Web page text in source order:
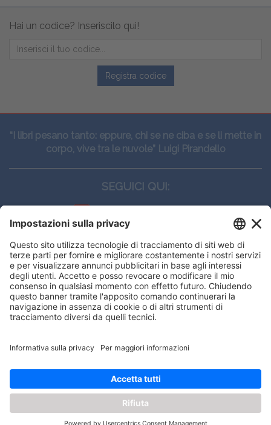
Hai un codice? Inseriscilo qui!
Registra codice
“I libri pesano tanto: eppure, chi se ne ciba e se li mette in
corpo, vive tra le nuvole” Luigi Pirandello
SEGUICI QUI:
CONTATTI
Edi.Ermes srl
Viale E. Forlanini, 21 - 20134, Milano
(+39)027021121
E-mail:eeinfo@eenet.it
ORARI
Lunedì — Giovedì: - 08:30 - 13:00 – 14:00 - 17:30
Venerdì: - 08:30 - 13:00 – 14:00 - 16:00
offrirti la migliore navigazione
OK